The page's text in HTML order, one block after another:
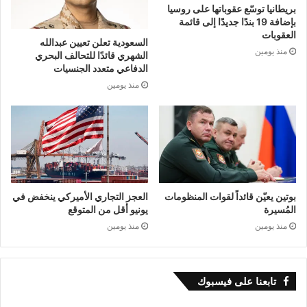
منافسة، عبر التصنيع والتجارة والتكنولوجيا وبناء شبكة
علاقات اقتصادية واسعة.
كما برزت الهند كقوة صاعدة، إلى جانب دول أخرى
مثل البرازيل وتركيا، مما يعكس اتساع دائرة القوى
الاقتصادية المؤثرة عالميًا.
الاستعمار ونهب الثروات
شهدت إفريقيا وآسيا وأمريكا اللاتينية مراحل طويلة
السياسي” فقط، بل السيطرة على الثروات والأسواق
والموارد الطبيعية.
بريطانيا توسّع عقوباتها على روسيا
بإضافة 19 بندًا جديدًا إلى قائمة
العقوبات
منذ يومين
السعودية تعلن تعيين عبدالله
الشهري قائدًا للتحالف البحري
الدفاعي متعدد الجنسيات
منذ يومين
بوتين يعيّن قائداً لقوات المنظومات
المُسيرة
منذ يومين
العجز التجاري الأميركي ينخفض في
يونيو أقل من المتوقع
منذ يومين
تابعنا على فيسبوك